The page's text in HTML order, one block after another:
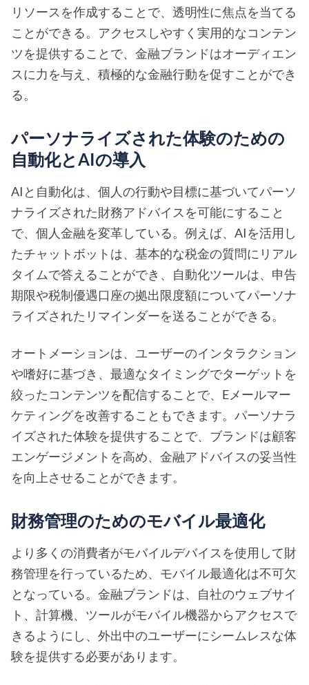
リソースを作成することで、透明性に焦点を当てる
ことができる。アクセスしやすく実用的なコンテン
ツを提供することで、金融ブランドはオーディエン
スに力を与え、積極的な金融行動を促すことができ
る。
パーソナライズされた体験のための
自動化とAIの導入
AIと自動化は、個人の行動や目標に基づいてパーソ
ナライズされた財務アドバイスを可能にすること
で、個人金融を変革している。例えば、AIを活用し
たチャットボットは、基本的な税金の質問にリアル
タイムで答えることができ、自動化ツールは、申告
期限や税制優遇口座の拠出限度額についてパーソナ
ライズされたリマインダーを送ることができる。
オートメーションは、ユーザーのインタラクション
や嗜好に基づき、最適なタイミングでターゲットを
絞ったコンテンツを配信することで、Eメールマー
ケティングを改善することもできます。パーソナラ
イズされた体験を提供することで、ブランドは顧客
エンゲージメントを高め、金融アドバイスの妥当性
を向上させることができます。
財務管理のためのモバイル最適化
より多くの消費者がモバイルデバイスを使用して財
務管理を行っているため、モバイル最適化は不可欠
となっている。金融ブランドは、自社のウェブサイ
ト、計算機、ツールがモバイル機器からアクセスで
きるようにし、外出中のユーザーにシームレスな体
験を提供する必要があります。